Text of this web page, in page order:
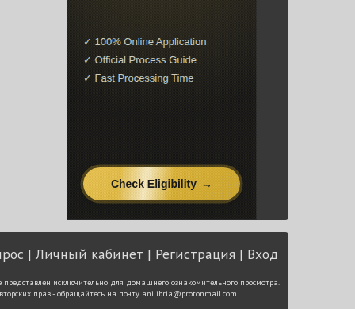
Личный кабинет Регистрация Вход
исключительно для домашнего ознакомительного просмотра.
прав - обращайтесь на почту anilibria@protonmail.com